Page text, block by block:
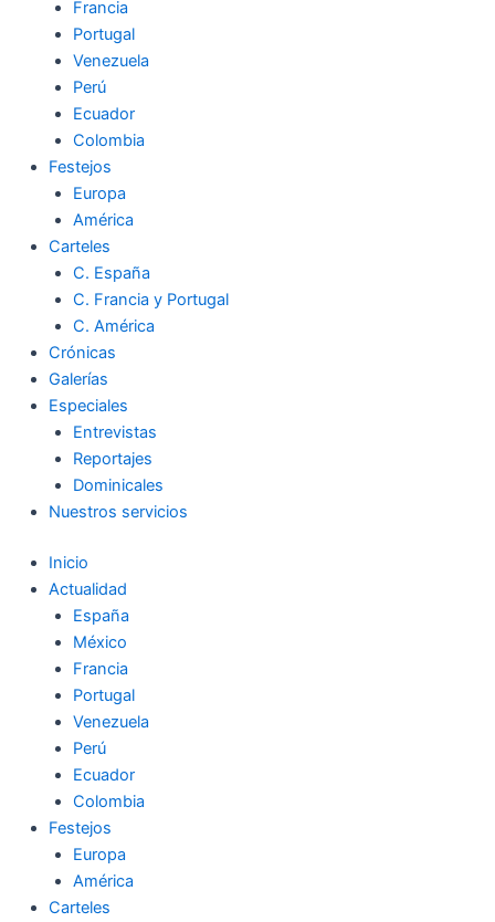
Francia
Portugal
Venezuela
Perú
Ecuador
Colombia
Festejos
Europa
América
Carteles
C. España
C. Francia y Portugal
C. América
Crónicas
Galerías
Especiales
Entrevistas
Reportajes
Dominicales
Nuestros servicios
Inicio
Actualidad
España
México
Francia
Portugal
Venezuela
Perú
Ecuador
Colombia
Festejos
Europa
América
Carteles